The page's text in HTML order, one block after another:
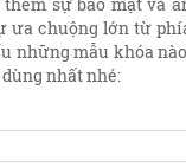
sự bảo mật và
chuộng lớn từ
những mẫu khóa
nhất nhé: